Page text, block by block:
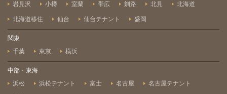
岩見沢 小樽 室蘭 帯広 釧路 北見 北海道
北海道移住 仙台 仙台テナント 盛岡
関東
千葉
東京 横浜
中部・東海
浜松
浜松テナント 富士 名古屋 名古屋テナント